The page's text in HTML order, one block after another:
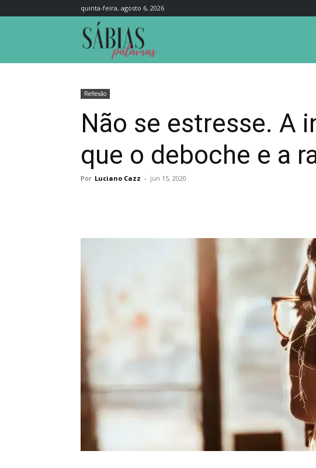
quinta-feira, agosto 6, 2026
Reflexão
Não se estresse. A
que o deboche e a
Por Luciano Cazz - jun 15, 2020